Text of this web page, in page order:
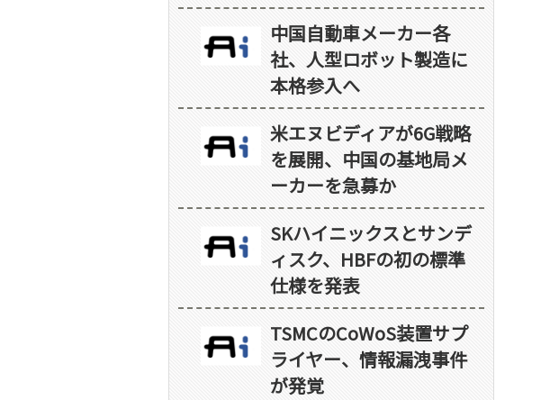
中国自動車メーカー各
社、人型ロボット製造に
本格参入へ
米エヌビディアが6G戦略
を展開、中国の基地局メ
ーカーを急募か
SKハイニックスとサンデ
ィスク、HBFの初の標準
仕様を発表
TSMCのCoWoS装置サプ
ライヤー、情報漏洩事件
が発覚